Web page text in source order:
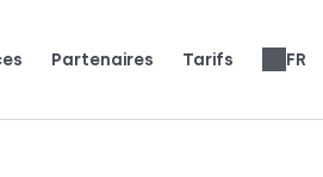
Partenaires Tarifs FR